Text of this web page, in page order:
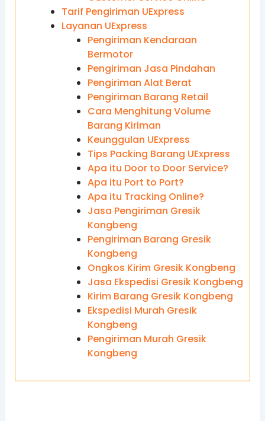
Tarif Pengiriman UExpress
Layanan UExpress
Pengiriman Kendaraan
Bermotor
Pengiriman Jasa Pindahan
Pengiriman Alat Berat
Pengiriman Barang Retail
Cara Menghitung Volume
Barang Kiriman
Keunggulan UExpress
Tips Packing Barang UExpress
Apa itu Door to Door Service?
Apa itu Port to Port?
Apa itu Tracking Online?
Jasa Pengiriman Gresik
Kongbeng
Pengiriman Barang Gresik
Kongbeng
Ongkos Kirim Gresik Kongbeng
Jasa Ekspedisi Gresik Kongbeng
Kirim Barang Gresik Kongbeng
Ekspedisi Murah Gresik
Kongbeng
Pengiriman Murah Gresik
Kongbeng